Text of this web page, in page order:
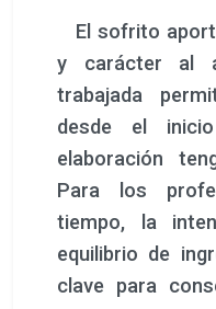
El sofrito
y carácter al
trabajada
desde el
elaboración
Para los
tiempo, la
equilibrio de
clave para